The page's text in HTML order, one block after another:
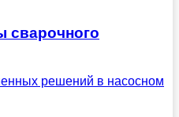
сварочного
решений в насосном